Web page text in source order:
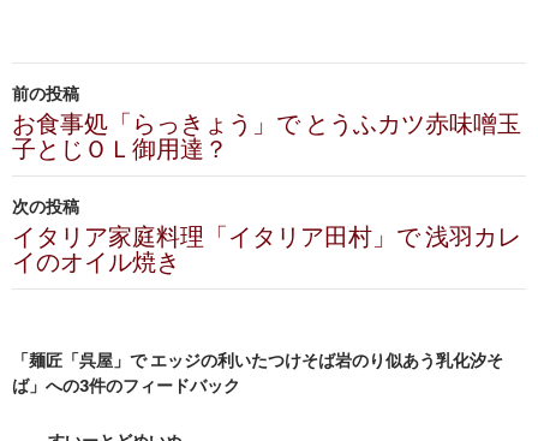
投
稿
ナ
ビ
ゲ
ー
ョ
前の投稿
お食事処「らっきょう」で とうふカツ赤味噌玉
子とじＯＬ御用達？
次の投稿
イタリア家庭料理「イタリア田村」で 浅羽カレ
イのオイル焼き
「麺匠「呉屋」で エッジの利いたつけそば岩のり似あう乳化汐そ
ば」への3件のフィードバック